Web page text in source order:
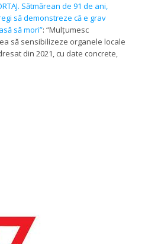
Sătmărean de 91 de ani,
să demonstreze că e grav
să mori”: “Mulțumesc
să sensibilizeze organele locale
din 2021, cu date concrete,